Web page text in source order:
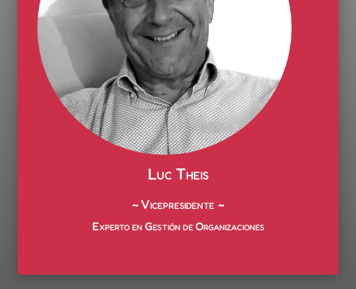
Luc Theis
~ Vicepresidente ~
Experto en Gestión de Organizaciones